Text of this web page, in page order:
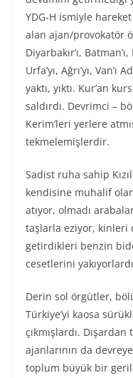
YDG-H ismiyle
alan ajan/provokatör
Diyarbakır’ı,
Urfa’yı, Ağrı’yı, Van’ı
yaktı, yıktı. Kur’an
saldırdı. Devrimci –
Kerim’leri yerlere
tekmelemişlerdir.
Sadist ruha sahip
kendisine muhalif
atıyor, olmadı
taşlarla eziyor, kinleri
getirdikleri benzin
cesetlerini
Derin sol örgütler,
Türkiye’yi kaosa
çıkmışlardı.
ajanlarının da
toplum büyük bir